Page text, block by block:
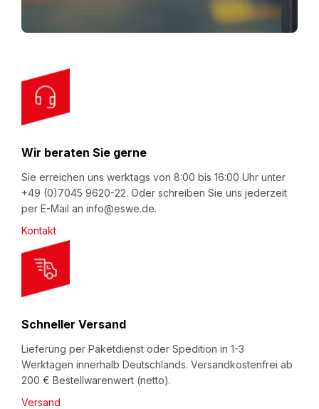
o
O
u
r
e
w
s
e
t
e
r
Wir beraten Sie gerne
Sie erreichen uns werktags von 8:00 bis 16:00 Uhr unter
+49 (0)7045 9620-22. Oder schreiben Sie uns jederzeit
per E-Mail an info@eswe.de.
Kontakt
Schneller Versand
Lieferung per Paketdienst oder Spedition in 1-3
Werktagen innerhalb Deutschlands. Versandkostenfrei ab
200 € Bestellwarenwert (netto).
Versand